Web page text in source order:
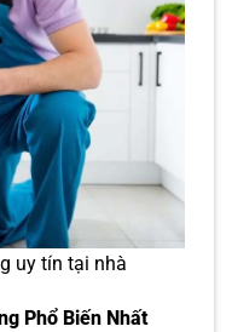
uy tín tại nhà
Phổ Biến Nhất